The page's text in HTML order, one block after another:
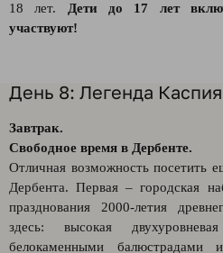
18 лет.
Дети до 17 лет
участвуют!
День 8: Легенда Каспия
Завтрак.
Свободное время в Дербенте.
Отличная возможность посетить
Дербента. Первая – городская
празднования 2000-летия
здесь: высокая
белокаменными